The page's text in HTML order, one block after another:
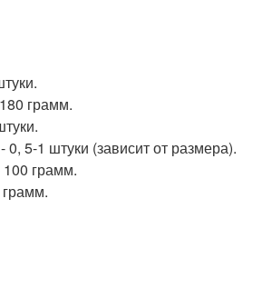
грамм.
0, 5-1 штуки (зависит от размера).
грамм.